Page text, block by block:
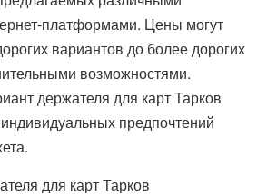
платформами. Цены могут
вариантов до более дорогих
возможностями.
держателя для карт Тарков
индивидуальных предпочтений
для карт Тарков